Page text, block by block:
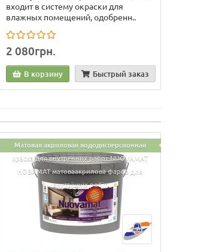
входит в систему окраски для
влажных помещений, одобренн..
2 080грн.
В корзину Быстрый заказ
Матовая акриловая вододисперсионная
краска для внутренних работ NUOVAMAT
НОВАМАТ матоваакрилова фарба для
внутрішніх робіт